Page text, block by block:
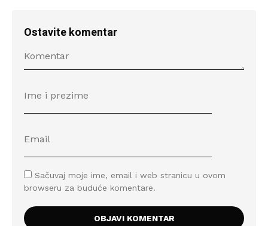
Ostavite komentar
Sačuvaj moje ime, email i web stranicu u ovom
browseru za buduće komentare.